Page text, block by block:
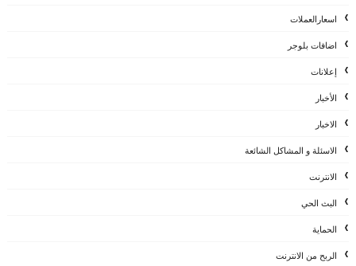
اسعارالعملات
اضافات بلوجر
إعلانات
الأخبار
الاخبار
الاسئلة و المشاكل الشائعة
الانترنت
البث الحي
الحماية
الربح من الانترنت